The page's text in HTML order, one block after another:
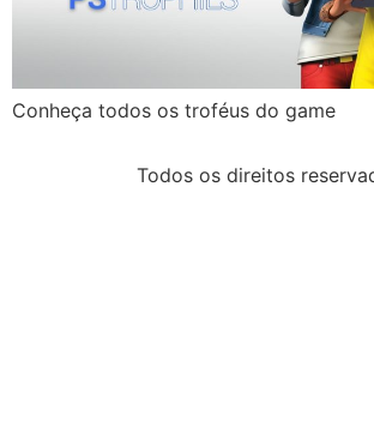
Conheça todos os troféus do game
Todos os direitos